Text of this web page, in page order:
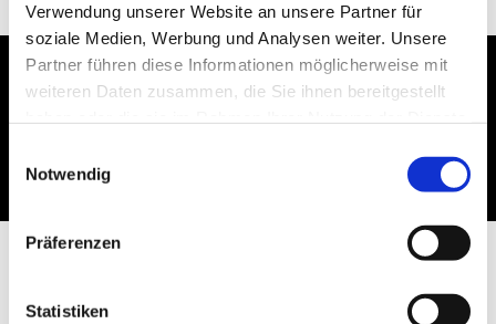
Verwendung unserer Website an unsere Partner für
soziale Medien, Werbung und Analysen weiter. Unsere
Partner führen diese Informationen möglicherweise mit
weiteren Daten zusammen, die Sie ihnen bereitgestellt
Notwendig
Präferenzen
Statistiken